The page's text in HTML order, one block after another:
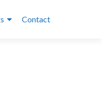
Contact